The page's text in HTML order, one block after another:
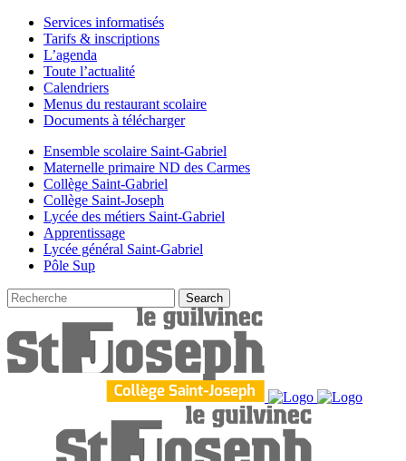
Services informatisés
Tarifs & inscriptions
L’agenda
Toute l’actualité
Calendriers
Menus du restaurant scolaire
Documents à télécharger
Ensemble scolaire Saint-Gabriel
Maternelle primaire ND des Carmes
Collège Saint-Gabriel
Collège Saint-Joseph
Lycée des métiers Saint-Gabriel
Apprentissage
Lycée général Saint-Gabriel
Pôle Sup